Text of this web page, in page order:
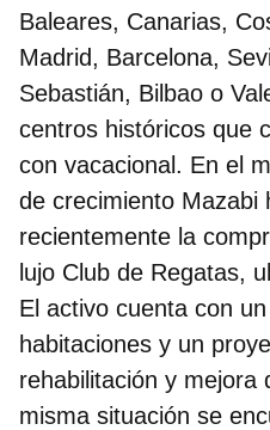
Baleares, Canarias,
Madrid, Barcelona,
Sebastián, Bilbao o
centros históricos que
con vacacional. En el
de crecimiento Mazabi
recientemente la
lujo Club de Regatas,
El activo cuenta con
habitaciones y un
rehabilitación y mejora
misma situación se